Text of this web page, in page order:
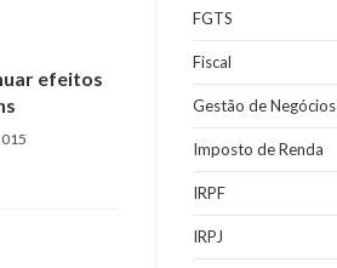
efeitos
FGTS
Fiscal
Gestão de Negócios
Imposto de Renda
IRPF
IRPJ